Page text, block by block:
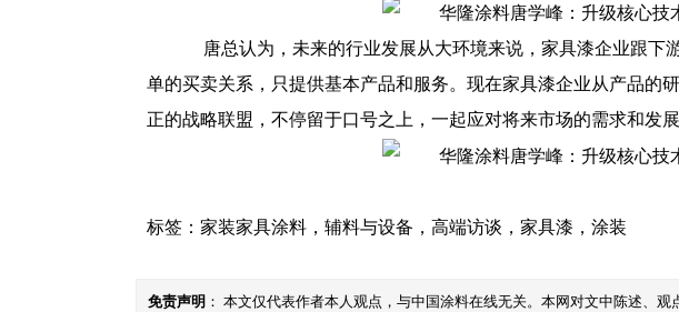
唐总认为，未来的行业发展从大环境来说，家具漆企业跟下
单的买卖关系，只提供基本产品和服务。现在家具漆企业从产品的
正的战略联盟，不停留于口号之上，一起应对将来市场的需求和发展
标签： 家装家具涂料 ， 辅料与设备 ， 高端访谈 ， 家具漆 ， 涂装
免责声明 ： 本文仅代表作者本人观点，与中国涂料在线无关。本网对文中陈述、